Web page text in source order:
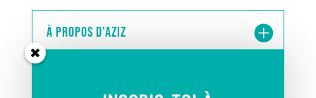
À propos d'Aziz